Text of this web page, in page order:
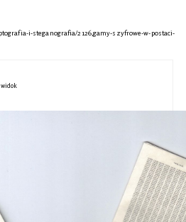
i-steganografia/2126,gamy-szyfrowe-w-postaci-